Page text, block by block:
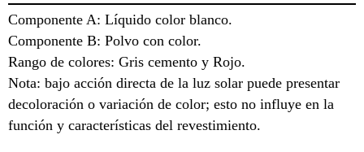
Componente A: Líquido color blanco.
Componente B: Polvo con color.
Rango de colores: Gris cemento y Rojo.
Nota: bajo acción directa de la luz solar puede presentar
decoloración o variación de color; esto no influye en la
función y características del revestimiento.